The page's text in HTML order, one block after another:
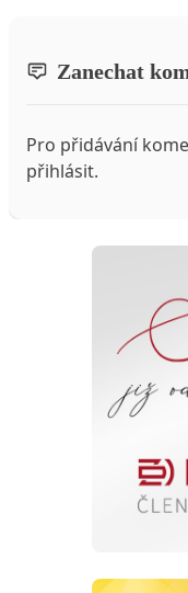
Zanechat
Pro přidávání
přihlásit.